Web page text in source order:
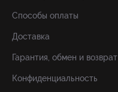
Способы оплаты
Доставка
Гарантия, обмен и возврат
Конфиденциальность